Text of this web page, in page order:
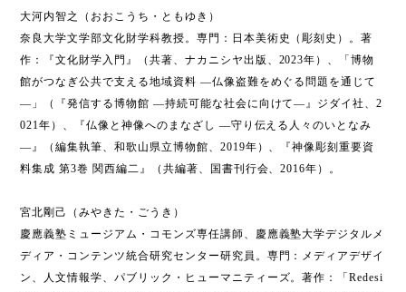
大河内智之（おおこうち・ともゆき）
奈良大学文学部文化財学科教授。専門：日本美術史（彫刻史）。著
作：『文化財学入門』（共著、ナカニシヤ出版、2023年）、「博物
館がつなぎ公共で支える地域資料 ―仏像盗難をめぐる問題を通じて
―」（『発信する博物館 ―持続可能な社会に向けて―』ジダイ社、2
021年）、『仏像と神像へのまなざし ―守り伝える人々のいとなみ
―』（編集執筆、和歌山県立博物館、2019年）、『神像彫刻重要資
料集成 第3巻 関西編二』（共編著、国書刊行会、2016年）。
宮北剛己（みやきた・ごうき）
慶應義塾ミュージアム・コモンズ専任講師、慶應義塾大学デジタルメ
ディア・コンテンツ統合研究センター研究員。専門：メディアデザイ
ン、人文情報学、パブリック・ヒューマニティーズ。著作：「Redesi